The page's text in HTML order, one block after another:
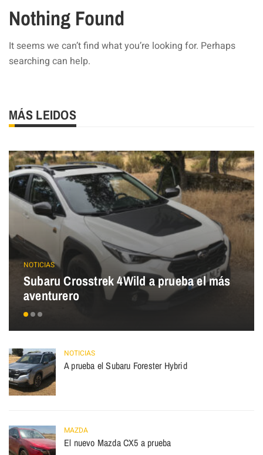
Nothing Found
It seems we can’t find what you’re looking for. Perhaps
searching can help.
MÁS LEIDOS
NOTICIAS
Subaru Crosstrek 4Wild a prueba el más
aventurero
NOTICIAS
A prueba el Subaru Forester Hybrid
MAZDA
El nuevo Mazda CX5 a prueba